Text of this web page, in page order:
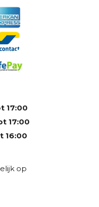
17:00
17:00
16:00
op